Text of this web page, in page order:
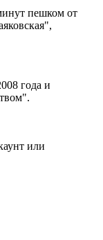
пешком от
года и
или